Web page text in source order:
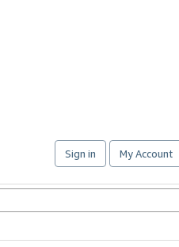
Sign in My Account